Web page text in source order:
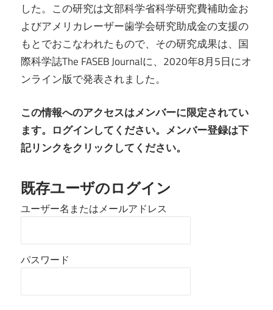
した。この研究は文部科学省科学研究費補助金お
よびアメリカレーザー歯学会研究助成金の支援の
もとでおこなわれたもので、その研究成果は、国
際科学誌The FASEB Journalに、2020年8月5日にオ
ンライン版で発表されました。
この情報へのアクセスはメンバーに限定されてい
ます。ログインしてください。メンバー登録は下
記リンクをクリックしてください。
既存ユーザのログイン
ユーザー名またはメールアドレス
パスワード